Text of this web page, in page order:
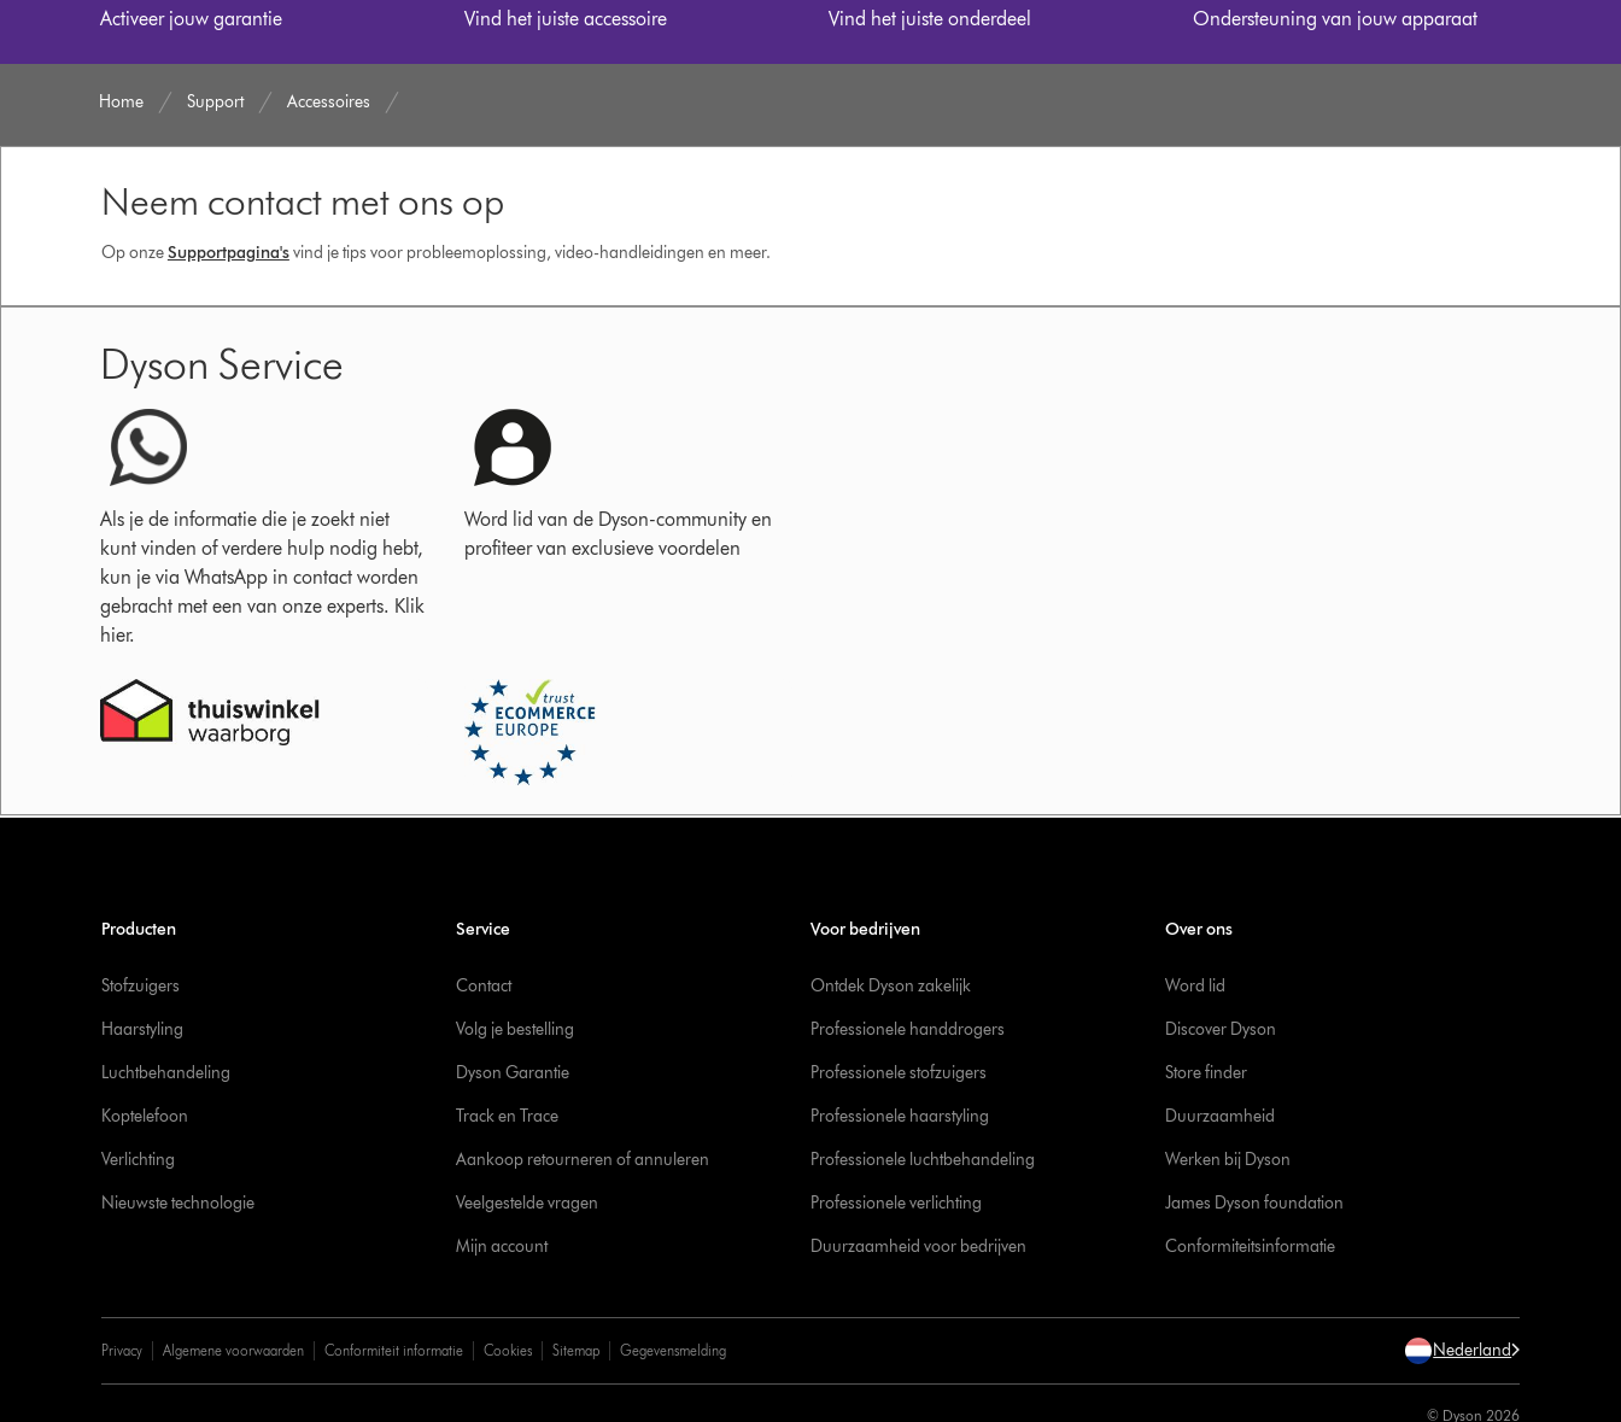
Activeer jouw garantie Vind het juiste accessoire Vind het juiste onderdeel Ondersteuning van jouw apparaat
Home Support Accessoires
Neem contact met ons op
Op onzeSupportpagina'svind je tips voor probleemoplossing, video-handleidingen en meer.
Dyson Service
Als je de informatie die je zoekt niet
kunt vinden of verdere hulp nodig hebt,
kun je via WhatsApp in contact worden
gebracht met een van onze experts. Klik
hier.
Word lid van de Dyson-community en
profiteer van exclusieve voordelen
Producten
Stofzuigers
Haarstyling
Luchtbehandeling
Koptelefoon
Verlichting
Nieuwste technologie
Service
Contact
Volg je bestelling
Dyson Garantie
Track en Trace
Aankoop retourneren of annuleren
Veelgestelde vragen
Mijn account
Voor bedrijven
Ontdek Dyson zakelijk
Professionele handdrogers
Professionele stofzuigers
Professionele haarstyling
Professionele luchtbehandeling
Professionele verlichting
Duurzaamheid voor bedrijven
Over ons
Word lid
Discover Dyson
Store finder
Duurzaamheid
Werken bij Dyson
James Dyson foundation
Conformiteitsinformatie
Privacy Algemene voorwaarden Conformiteit informatie Cookies Sitemap Gegevensmelding Nederland
© Dyson 2026